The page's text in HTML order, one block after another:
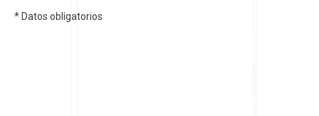
* Datos obligatorios